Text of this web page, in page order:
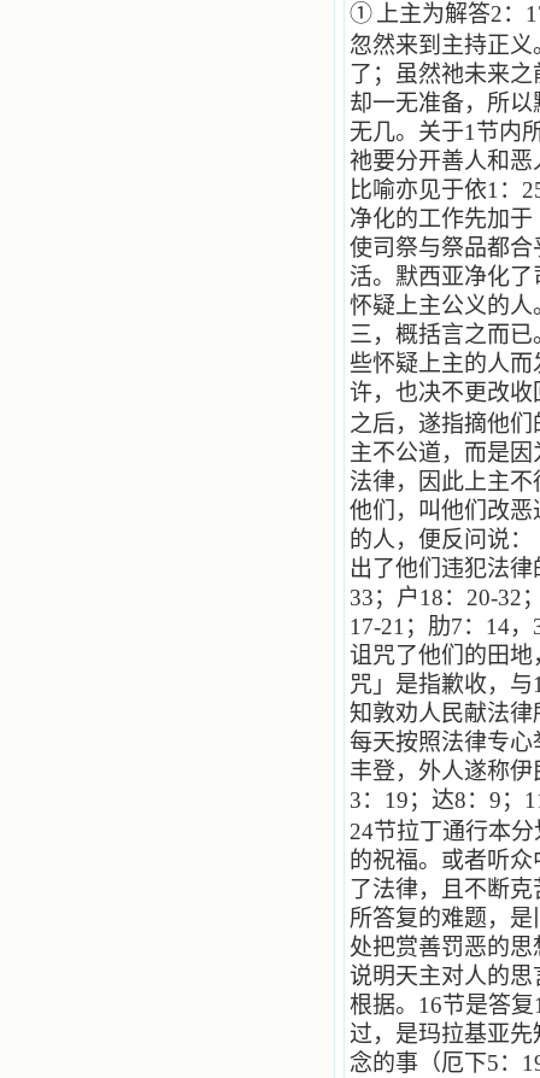
① 上主为解答2：
忽然来到主持正义
了；虽然祂未来
却一无准备，所
无几。关于1 节内
祂要分开善人和
比喻亦见于依1 ：
净化的工作先加
使司祭与祭品都
活。默西亚净化
怀疑上主公义的人
三，概括言之而
些怀疑上主的人
许，也决不更改
之后，遂指摘他
主不公道，而是
法律，因此上主
他们，叫他们改
的人，便反问说
出了他们违犯法
33；户18： 20-32
17-21 ；肋7： 14，
诅咒了他们的田
咒」是指歉收，与
知敦劝人民献法
每天按照法律专
丰登，外人遂称
3： 19；达8： 9；
24节拉丁通行本
的祝福。或者听
了法律，且不断
所答复的难题，
处把赏善罚恶的
说明天主对人的
根据。 16节是答复
过，是玛拉基亚
念的事（厄下5：